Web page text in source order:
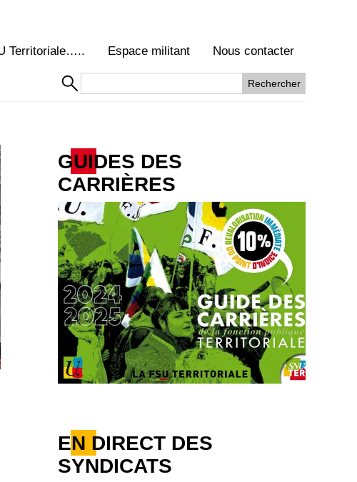
Territoriale….. Espace militant Nous contacter
GUIDES DES
CARRIÈRES
EN DIRECT DES
SYNDICATS